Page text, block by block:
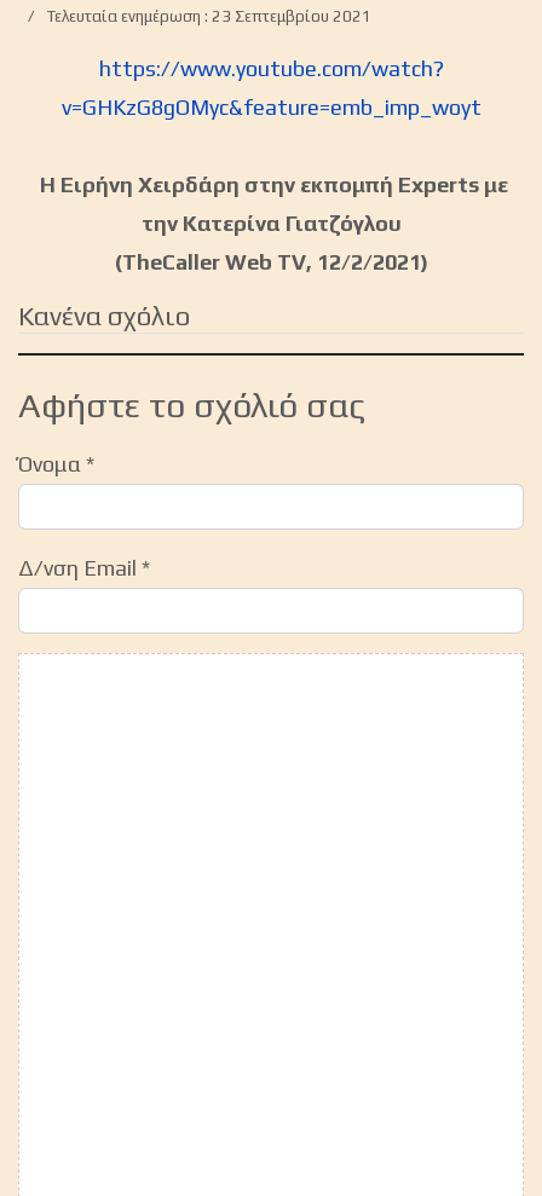
Τελευταία ενημέρωση : 23 Σεπτεμβρίου 2021
https://www.youtube.com/watch?
v=GHKzG8gOMyc&feature=emb_imp_woyt
H Eιρήνη Χειρδάρη στην εκπομπή Experts με
την Κατερίνα Γιατζόγλου
(TheCaller Web TV, 12/2/2021)
Κανένα σχόλιο
Αφήστε το σχόλιό σας
Όνομα *
Δ/νση Email *
Κείμενο Σχολίου